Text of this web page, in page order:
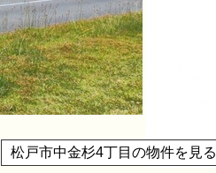
松戸市中金杉4丁目の物件を見る